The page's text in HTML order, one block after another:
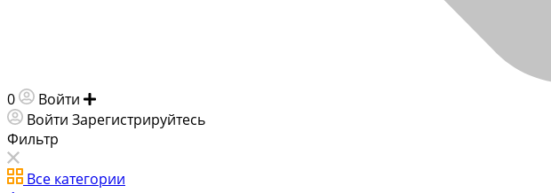
0 Войти
Войти Зарегистрируйтесь
Фильтр
Все категории